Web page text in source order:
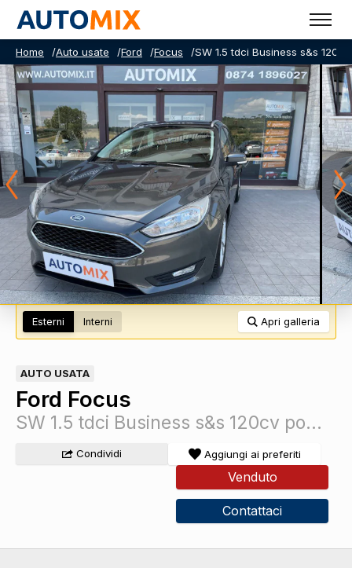
Home /Auto usate /Ford /Focus /SW 1.5 tdci Business s&s
Esterni Interni Apri galleria
AUTO USATA
Ford Focus
SW 1.5 tdci Business s&s 120cv powershift
Condividi Aggiungi ai preferiti
Venduto
Contattaci